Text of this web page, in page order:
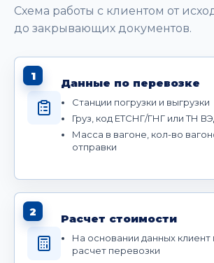
Схема работы с клиентом от
до закрывающих документов.
1
Данные по перевозке
Станции погрузки и выгрузки
Груз, код ЕТСНГ/ГНГ или ТН
Масса в вагоне, кол-во
отправки
2
Расчет стоимости
На основании данных клиент
расчет перевозки